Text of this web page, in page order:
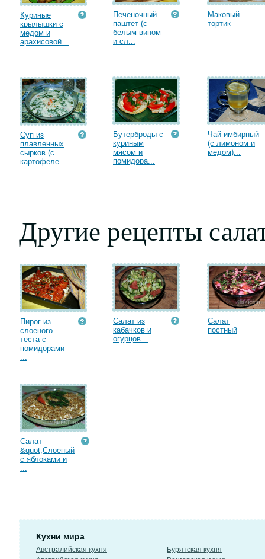
Куриные
крылышки с
медом и
арахисовой...
Печеночный
паштет (с
белым вином
и сл...
Маковый
тортик
Суп из
плавленных
сырков (с
картофеле...
Бутерброды с
куриным
мясом и
помидора...
Чай имбирный
(с лимоном и
медом)...
Другие рецепты
Пирог из
слоеного
теста с
помидорами
...
Салат из
кабачков и
огурцов...
Салат
постный
Салат
&quot;Слоеный
с яблоками и
...
Кухни мира
Австралийская кухня
Бурятская кухня